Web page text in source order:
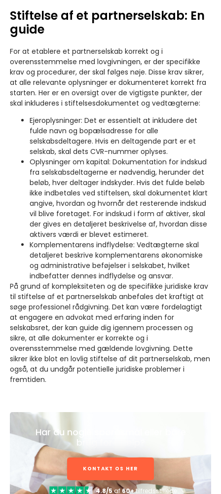
Stiftelse af et partnerselskab: En
guide
For at etablere et partnerselskab korrekt og i
overensstemmelse med lovgivningen, er der specifikke
krav og procedurer, der skal følges nøje. Disse krav sikrer,
at alle relevante oplysninger er dokumenteret korrekt fra
starten. Her er en oversigt over de vigtigste punkter, der
skal inkluderes i stiftelsesdokumentet og vedtægterne:
Ejeroplysninger: Det er essentielt at inkludere det
fulde navn og bopælsadresse for alle
selskabsdeltagere. Hvis en deltagende part er et
selskab, skal dets CVR-nummer oplyses.
Oplysninger om kapital: Dokumentation for indskud
fra selskabsdeltagerne er nødvendig, herunder det
beløb, hver deltager indskyder. Hvis det fulde beløb
ikke indbetales ved stiftelsen, skal dokumentet klart
angive, hvordan og hvornår det resterende indskud
vil blive foretaget. For indskud i form af aktiver, skal
der gives en detaljeret beskrivelse af, hvordan disse
aktivers værdi er blevet estimeret.
Komplementarens indflydelse: Vedtægterne skal
detaljeret beskrive komplementarens økonomiske
og administrative beføjelser i selskabet, hvilket
indbefatter dennes indflydelse og ansvar.
På grund af kompleksiteten og de specifikke juridiske krav
til stiftelse af et partnerselskab anbefales det kraftigt at
søge professionel rådgivning. Det kan være fordelagtigt
at engagere en advokat med erfaring inden for
selskabsret, der kan guide dig igennem processen og
sikre, at alle dokumenter er korrekte og i
overensstemmelse med gældende lovgivning. Dette
sikrer ikke blot en lovlig stiftelse af dit partnerselskab, men
også, at du undgår potentielle juridiske problemer i
fremtiden.
Har du nogle spørgsmål eller bare
brug for hjælp?
KONTAKT OS HER
4.8/5af60+tilfredsstillede